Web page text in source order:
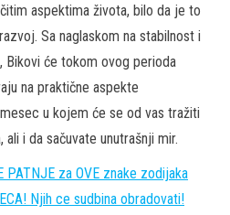
aspektima života, bilo da je to
Sa naglaskom na stabilnost i
Bikovi će tokom ovog perioda
na praktične aspekte
u kojem će se od vas tražiti
i da sačuvate unutrašnji mir.
PATNJE za OVE znake zodijaka
Njih ce sudbina obradovati!